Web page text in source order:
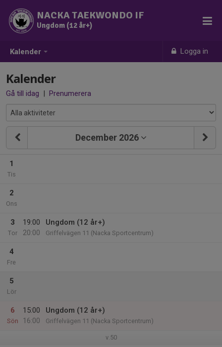
Kalender Logga in
NACKA TAEKWONDO IF
Ungdom (12 år+)
Kalender
Gå till idag | Prenumerera
December 2026
1
Tis
2
Ons
3
Tor
19:00
20:00
Ungdom (12 år+)
Griffelvägen 11 (Nacka Sportcentrum)
4
Fre
5
Lör
6
Sön
15:00
16:00
Ungdom (12 år+)
Griffelvägen 11 (Nacka Sportcentrum)
v.50